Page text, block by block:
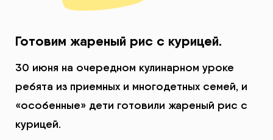
Готовим жареный рис с курицей.
30 июня на очередном кулинарном уроке
ребята из приемных и многодетных семей, и
«особенные» дети готовили жареный рис с
курицей.